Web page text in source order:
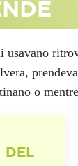
o
DEL